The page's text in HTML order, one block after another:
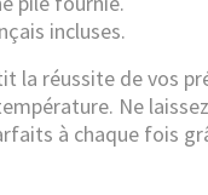
incluses.
la réussite de vos
Ne
à chaque fois